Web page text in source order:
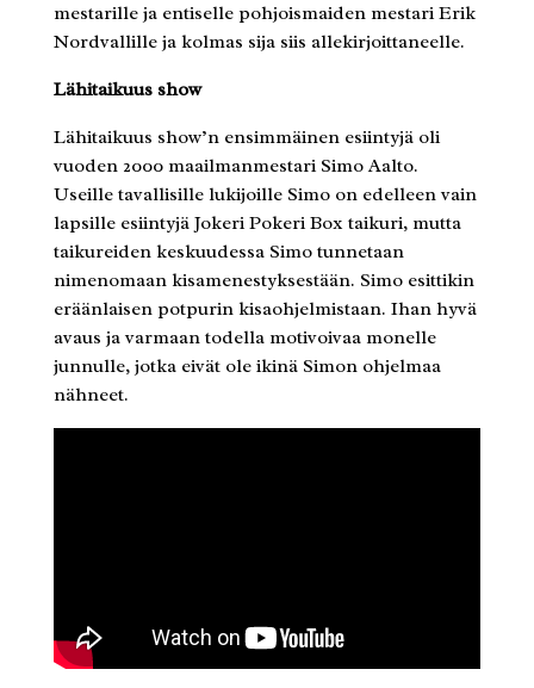
mestarille ja entiselle pohjoismaiden mestari Erik
Nordvallille ja kolmas sija siis allekirjoittaneelle.
Lähitaikuus show
Lähitaikuus show’n ensimmäinen esiintyjä oli
vuoden 2000 maailmanmestari Simo Aalto.
Useille tavallisille lukijoille Simo on edelleen vain
lapsille esiintyjä Jokeri Pokeri Box taikuri, mutta
taikureiden keskuudessa Simo tunnetaan
nimenomaan kisamenestyksestään. Simo esittikin
eräänlaisen potpurin kisaohjelmistaan. Ihan hyvä
avaus ja varmaan todella motivoivaa monelle
junnulle, jotka eivät ole ikinä Simon ohjelmaa
nähneet.